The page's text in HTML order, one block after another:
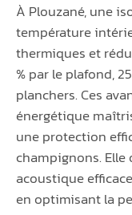
À Plouzané, une
température
thermiques et
% par le plafond,
planchers. Ces
énergétique
une protection
champignons.
acoustique
en optimisant la